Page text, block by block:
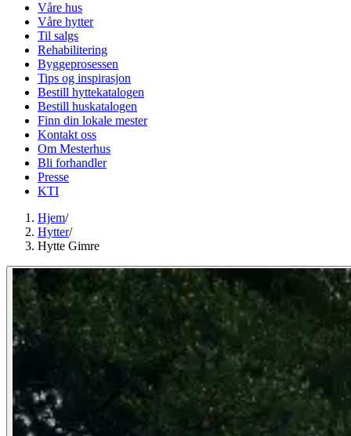
Våre hus
Våre hytter
Til salgs
Rehabilitering
Byggeprosessen
Tips og inspirasjon
Bestill hyttekatalogen
Bestill huskatalogen
Finn din lokale mester
Kontakt oss
Om Mesterhus
Bli forhandler
Presse
KTI
Hjem/
Hytter/
Hytte Gimre